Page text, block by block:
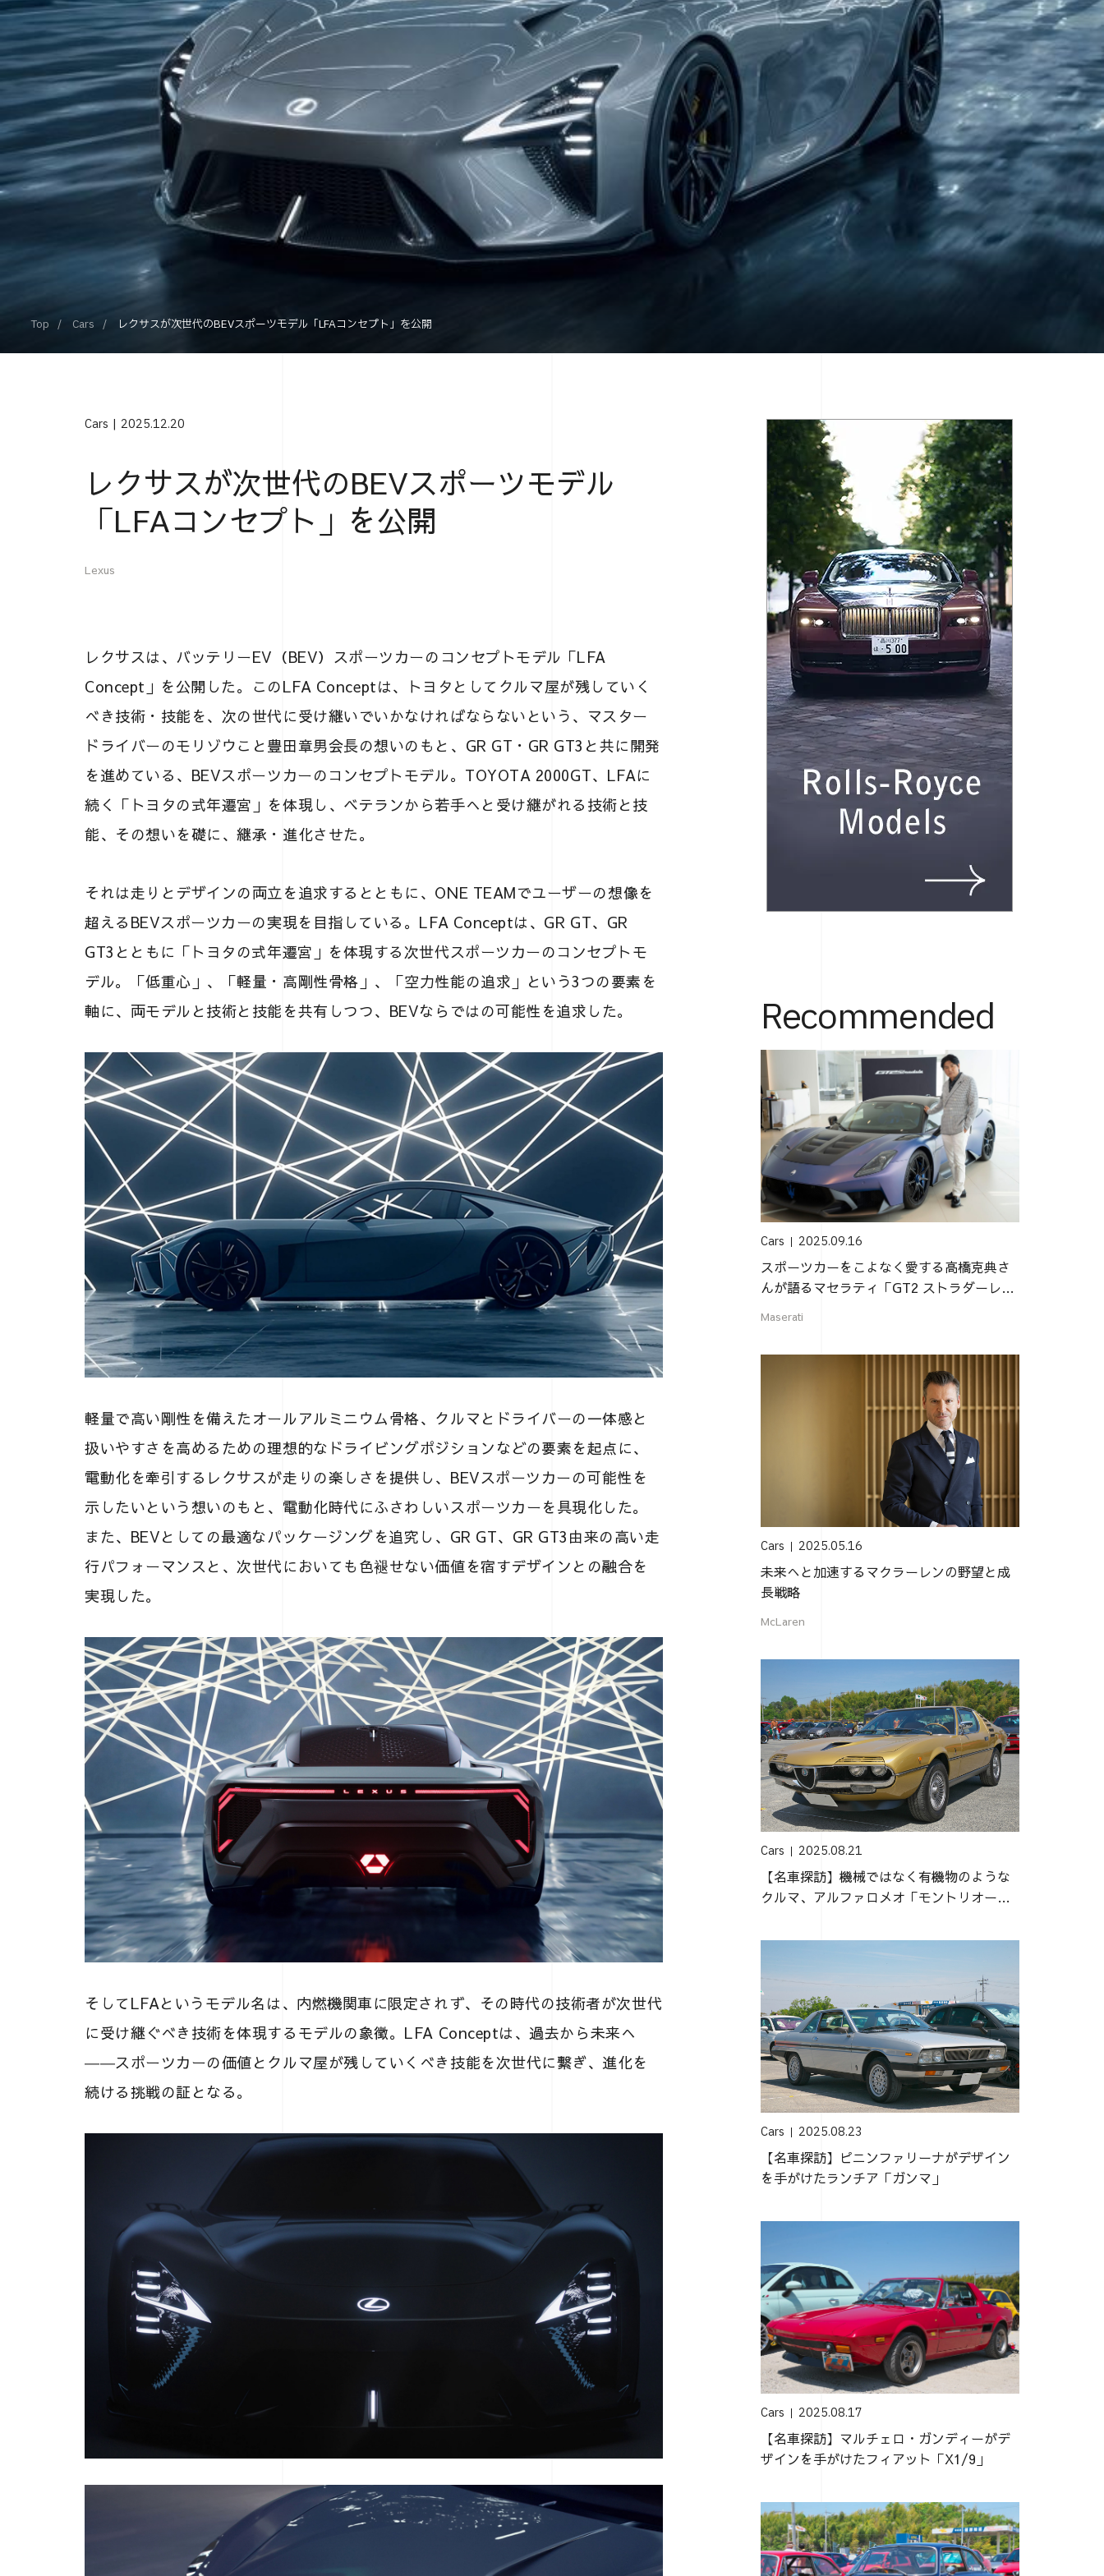
Top Cars レクサスが次世代のBEVスポーツモデル「LFAコンセプト」を公開
Cars 2025.12.20
レクサスが次世代のBEVスポーツモデル
「LFAコンセプト」を公開
Lexus
レクサスは、バッテリーEV（BEV）スポーツカーのコンセプトモデル「LFA
Concept」を公開した。このLFA Conceptは、トヨタとしてクルマ屋が残していく
べき技術・技能を、次の世代に受け継いでいかなければならないという、マスター
ドライバーのモリゾウこと豊田章男会長の想いのもと、GR GT・GR GT3と共に開発
を進めている、BEVスポーツカーのコンセプトモデル。TOYOTA 2000GT、LFAに
続く「トヨタの式年遷宮」を体現し、ベテランから若手へと受け継がれる技術と技
能、その想いを礎に、継承・進化させた。
それは走りとデザインの両立を追求するとともに、ONE TEAMでユーザーの想像を
超えるBEVスポーツカーの実現を目指している。LFA Conceptは、GR GT、GR
GT3とともに「トヨタの式年遷宮」を体現する次世代スポーツカーのコンセプトモ
デル。「低重心」、「軽量・高剛性骨格」、「空力性能の追求」という3つの要素を
軸に、両モデルと技術と技能を共有しつつ、BEVならではの可能性を追求した。
軽量で高い剛性を備えたオールアルミニウム骨格、クルマとドライバーの一体感と
扱いやすさを高めるための理想的なドライビングポジションなどの要素を起点に、
電動化を牽引するレクサスが走りの楽しさを提供し、BEVスポーツカーの可能性を
示したいという想いのもと、電動化時代にふさわしいスポーツカーを具現化した。
また、BEVとしての最適なパッケージングを追究し、GR GT、GR GT3由来の高い走
行パフォーマンスと、次世代においても色褪せない価値を宿すデザインとの融合を
実現した。
そしてLFAというモデル名は、内燃機関車に限定されず、その時代の技術者が次世代
に受け継ぐべき技術を体現するモデルの象徴。LFA Conceptは、過去から未来へ
――スポーツカーの価値とクルマ屋が残していくべき技能を次世代に繋ぎ、進化を
続ける挑戦の証となる。
Recommended
Cars 2025.09.16
スポーツカーをこよなく愛する高橋克典さ
んが語るマセラティ「GT2 ストラダーレ」
Maserati
Cars 2025.05.16
未来へと加速するマクラーレンの野望と成
長戦略
McLaren
Cars 2025.08.21
【名車探訪】機械ではなく有機物のような
クルマ、アルファロメオ「モントリオー
Cars 2025.08.23
【名車探訪】ピニンファリーナがデザイン
を手がけたランチア「ガンマ」
Cars 2025.08.17
【名車探訪】マルチェロ・ガンディーがデ
ザインを手がけたフィアット「X1/9」